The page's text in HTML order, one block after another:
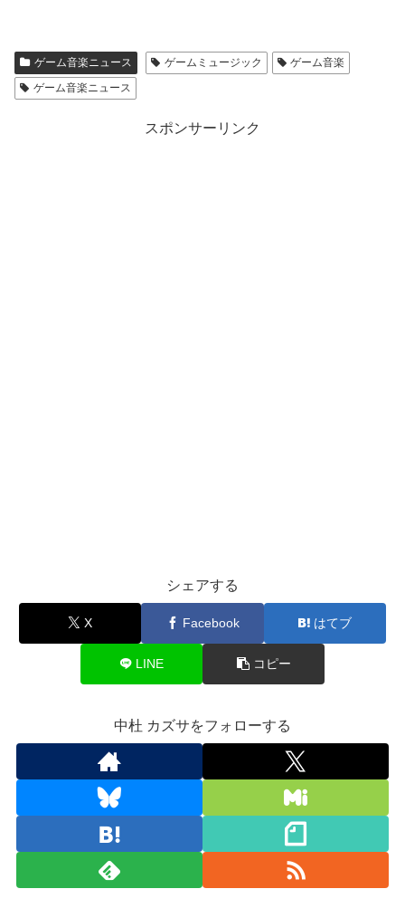
ゲーム音楽ニュース ゲームミュージック
ゲーム音楽
ゲーム音楽ニュース
スポンサーリンク
シェアする
X Facebook はてブ
LINE コピー
中杜 カズサをフォローする